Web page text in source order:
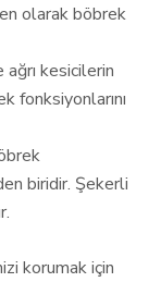
olarak böbrek
kesicilerin
fonksiyonlarını
biridir. Şekerli
korumak için